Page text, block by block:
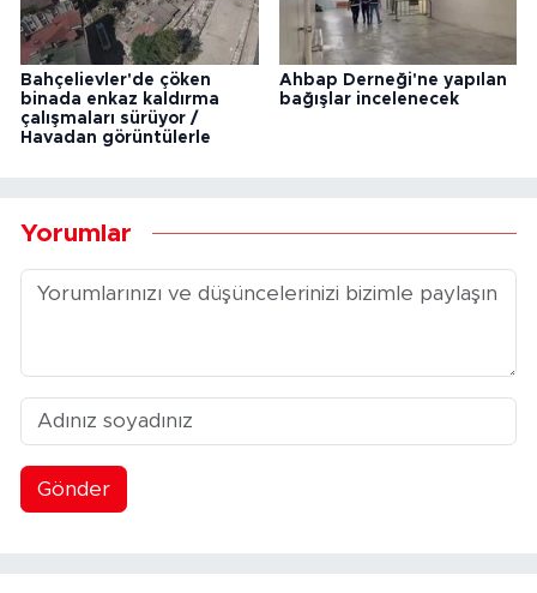
Bahçelievler'de çöken
binada enkaz kaldırma
çalışmaları sürüyor /
Havadan görüntülerle
Ahbap Derneği'ne yapılan
bağışlar incelenecek
Yorumlar
Gönder